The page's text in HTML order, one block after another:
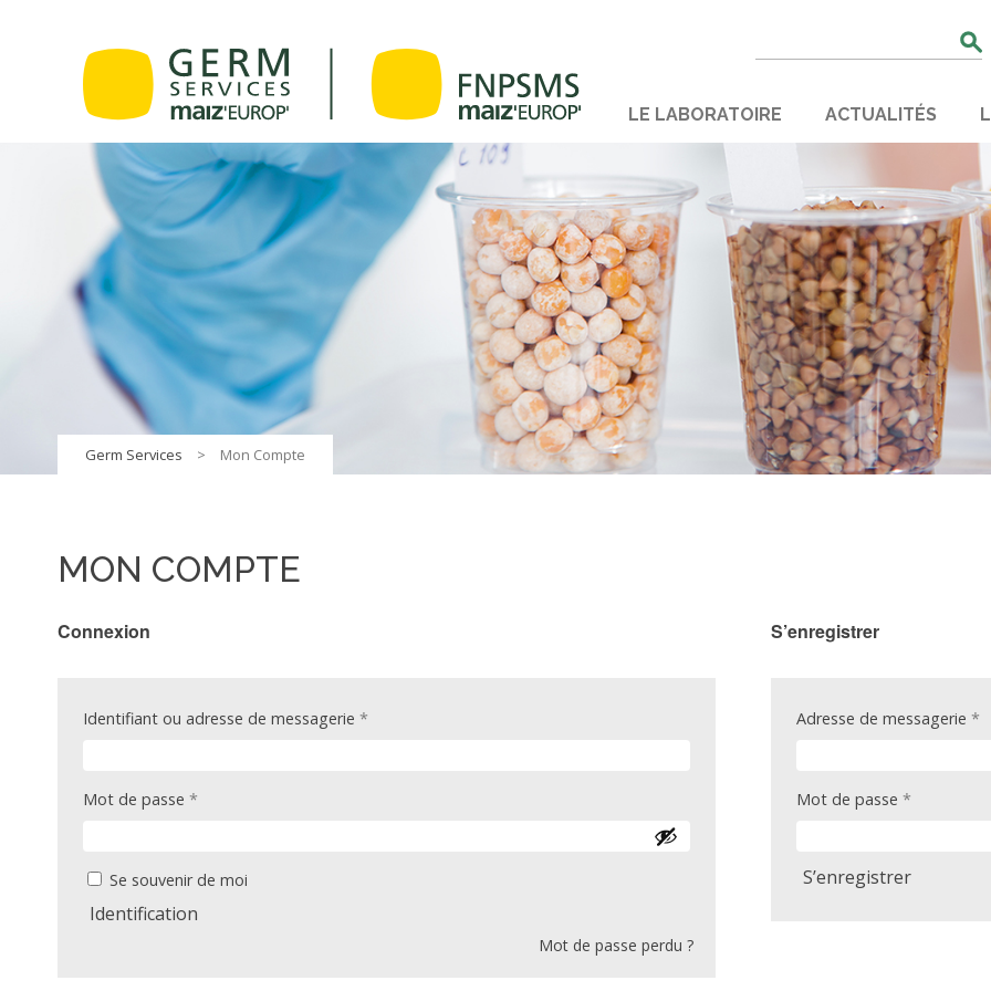
:
LE LABORATOIRE ACTUALITÉS
Germ Services > Mon Compte
MON COMPTE
Connexion
Identifiant ou adresse de messagerie *
Mot de passe *
Se souvenir de moi
Identification
Mot de passe perdu ?
S’enregistrer
Adresse de messagerie *
Mot de passe *Obligatoire
S’enregistrer